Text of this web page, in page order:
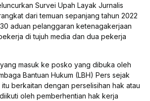
Survei Upah Layak Jurnalis
dari temuan sepanjang tahun 2022
aduan pelanggaran ketenagakerjaan
di tujuh media dan dua pekerja
yang masuk ke posko yang dibuka oleh
Bantuan Hukum (LBH) Pers sejak
berkaitan dengan perselisihan hak atau
oleh pemberhentian hak kerja